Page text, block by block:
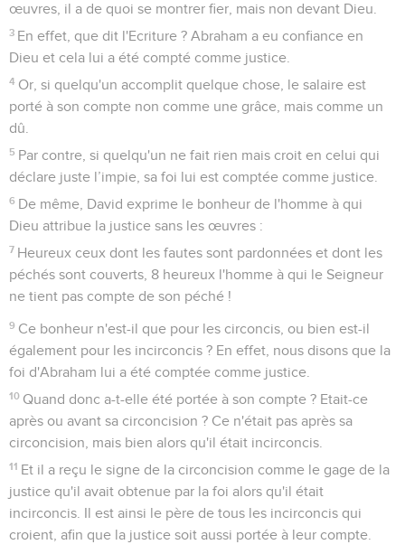
œuvres, il a de quoi se montrer fier, mais non devant Dieu.
3 En effet, que dit l'Ecriture ? Abraham a eu confiance en
Dieu et cela lui a été compté comme justice.
4 Or, si quelqu'un accomplit quelque chose, le salaire est
porté à son compte non comme une grâce, mais comme un
dû.
5 Par contre, si quelqu'un ne fait rien mais croit en celui qui
déclare juste l’impie, sa foi lui est comptée comme justice.
6 De même, David exprime le bonheur de l'homme à qui
Dieu attribue la justice sans les œuvres :
7 Heureux ceux dont les fautes sont pardonnées et dont les
péchés sont couverts, 8 heureux l'homme à qui le Seigneur
ne tient pas compte de son péché !
9 Ce bonheur n'est-il que pour les circoncis, ou bien est-il
également pour les incirconcis ? En effet, nous disons que la
foi d'Abraham lui a été comptée comme justice.
10 Quand donc a-t-elle été portée à son compte ? Etait-ce
après ou avant sa circoncision ? Ce n'était pas après sa
circoncision, mais bien alors qu'il était incirconcis.
11 Et il a reçu le signe de la circoncision comme le gage de la
justice qu'il avait obtenue par la foi alors qu'il était
incirconcis. Il est ainsi le père de tous les incirconcis qui
croient, afin que la justice soit aussi portée à leur compte.